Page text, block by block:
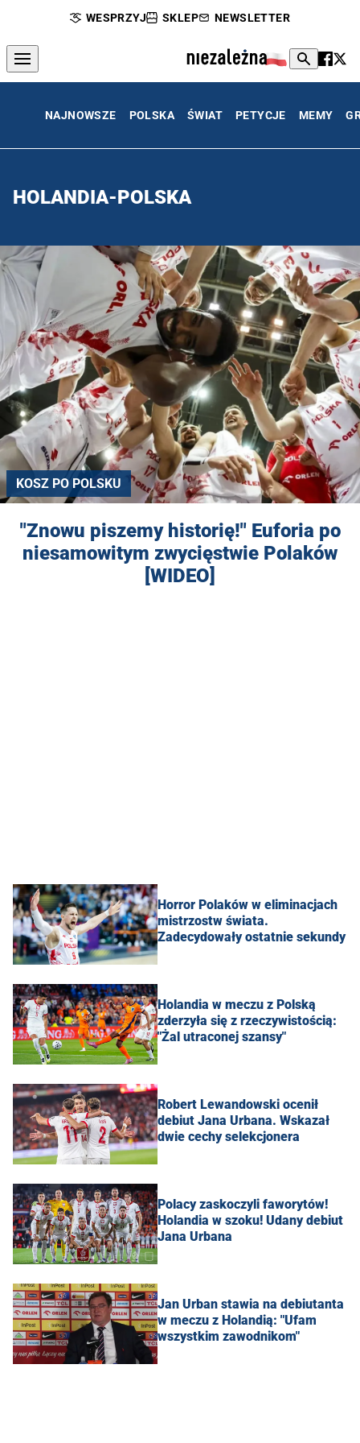
WESPRZYJ SKLEP NEWSLETTER
NAJNOWSZE POLSKA ŚWIAT PETYCJE MEMY
HOLANDIA-POLSKA
KOSZ PO POLSKU
"Znowu piszemy historię!" Euforia po
niesamowitym zwycięstwie Polaków
[WIDEO]
Horror Polaków w eliminacjach
mistrzostw świata.
Zadecydowały ostatnie sekundy
Holandia w meczu z Polską
zderzyła się z rzeczywistością:
"Żal utraconej szansy"
Robert Lewandowski ocenił
debiut Jana Urbana. Wskazał
dwie cechy selekcjonera
Polacy zaskoczyli faworytów!
Holandia w szoku! Udany debiut
Jana Urbana
Jan Urban stawia na debiutanta
w meczu z Holandią: "Ufam
wszystkim zawodnikom"